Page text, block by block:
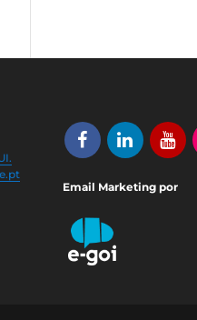
Email Marketing por